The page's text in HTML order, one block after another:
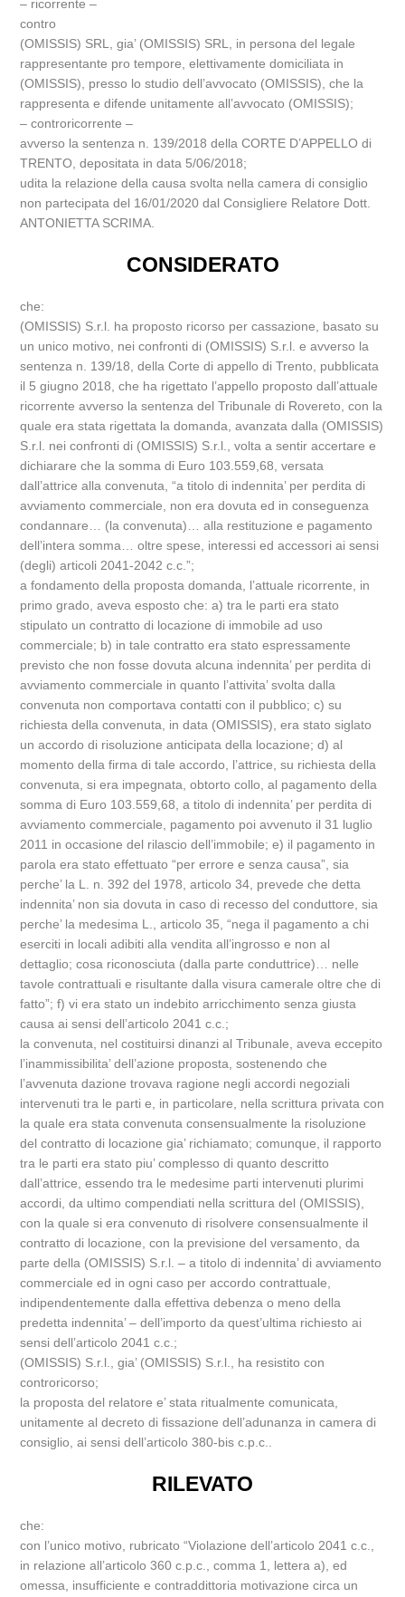
– ricorrente –
contro
(OMISSIS) SRL, gia’ (OMISSIS) SRL, in persona del legale
rappresentante pro tempore, elettivamente domiciliata in
(OMISSIS), presso lo studio dell’avvocato (OMISSIS), che la
rappresenta e difende unitamente all’avvocato (OMISSIS);
– controricorrente –
avverso la sentenza n. 139/2018 della CORTE D’APPELLO di
TRENTO, depositata in data 5/06/2018;
udita la relazione della causa svolta nella camera di consiglio
non partecipata del 16/01/2020 dal Consigliere Relatore Dott.
ANTONIETTA SCRIMA.
CONSIDERATO
che:
(OMISSIS) S.r.l. ha proposto ricorso per cassazione, basato su
un unico motivo, nei confronti di (OMISSIS) S.r.l. e avverso la
sentenza n. 139/18, della Corte di appello di Trento, pubblicata
il 5 giugno 2018, che ha rigettato l’appello proposto dall’attuale
ricorrente avverso la sentenza del Tribunale di Rovereto, con la
quale era stata rigettata la domanda, avanzata dalla (OMISSIS)
S.r.l. nei confronti di (OMISSIS) S.r.l., volta a sentir accertare e
dichiarare che la somma di Euro 103.559,68, versata
dall’attrice alla convenuta, “a titolo di indennita’ per perdita di
avviamento commerciale, non era dovuta ed in conseguenza
condannare… (la convenuta)… alla restituzione e pagamento
dell’intera somma… oltre spese, interessi ed accessori ai sensi
(degli) articoli 2041-2042 c.c.”;
a fondamento della proposta domanda, l’attuale ricorrente, in
primo grado, aveva esposto che: a) tra le parti era stato
stipulato un contratto di locazione di immobile ad uso
commerciale; b) in tale contratto era stato espressamente
previsto che non fosse dovuta alcuna indennita’ per perdita di
avviamento commerciale in quanto l’attivita’ svolta dalla
convenuta non comportava contatti con il pubblico; c) su
richiesta della convenuta, in data (OMISSIS), era stato siglato
un accordo di risoluzione anticipata della locazione; d) al
momento della firma di tale accordo, l’attrice, su richiesta della
convenuta, si era impegnata, obtorto collo, al pagamento della
somma di Euro 103.559,68, a titolo di indennita’ per perdita di
avviamento commerciale, pagamento poi avvenuto il 31 luglio
2011 in occasione del rilascio dell’immobile; e) il pagamento in
parola era stato effettuato “per errore e senza causa”, sia
perche’ la L. n. 392 del 1978, articolo 34, prevede che detta
indennita’ non sia dovuta in caso di recesso del conduttore, sia
perche’ la medesima L., articolo 35, “nega il pagamento a chi
eserciti in locali adibiti alla vendita all’ingrosso e non al
dettaglio; cosa riconosciuta (dalla parte conduttrice)… nelle
tavole contrattuali e risultante dalla visura camerale oltre che di
fatto”; f) vi era stato un indebito arricchimento senza giusta
causa ai sensi dell’articolo 2041 c.c.;
la convenuta, nel costituirsi dinanzi al Tribunale, aveva eccepito
l’inammissibilita’ dell’azione proposta, sostenendo che
l’avvenuta dazione trovava ragione negli accordi negoziali
intervenuti tra le parti e, in particolare, nella scrittura privata con
la quale era stata convenuta consensualmente la risoluzione
del contratto di locazione gia’ richiamato; comunque, il rapporto
tra le parti era stato piu’ complesso di quanto descritto
dall’attrice, essendo tra le medesime parti intervenuti plurimi
accordi, da ultimo compendiati nella scrittura del (OMISSIS),
con la quale si era convenuto di risolvere consensualmente il
contratto di locazione, con la previsione del versamento, da
parte della (OMISSIS) S.r.l. – a titolo di indennita’ di avviamento
commerciale ed in ogni caso per accordo contrattuale,
indipendentemente dalla effettiva debenza o meno della
predetta indennita’ – dell’importo da quest’ultima richiesto ai
sensi dell’articolo 2041 c.c.;
(OMISSIS) S.r.l., gia’ (OMISSIS) S.r.l., ha resistito con
controricorso;
la proposta del relatore e’ stata ritualmente comunicata,
unitamente al decreto di fissazione dell’adunanza in camera di
consiglio, ai sensi dell’articolo 380-bis c.p.c..
RILEVATO
che:
con l’unico motivo, rubricato “Violazione dell’articolo 2041 c.c.,
in relazione all’articolo 360 c.p.c., comma 1, lettera a), ed
omessa, insufficiente e contraddittoria motivazione circa un